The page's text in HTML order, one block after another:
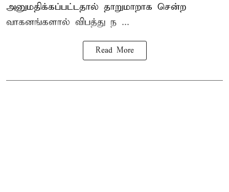
அனுமதிக்கப்பட்டதால் தாறுமாறாக சென்ற
வாகனங்களால் விபத்து ந ...
Read More